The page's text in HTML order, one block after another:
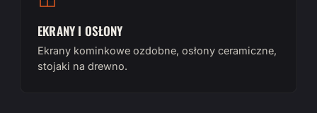
EKRANY I OSŁONY
Ekrany kominkowe ozdobne, osłony ceramiczne,
stojaki na drewno.